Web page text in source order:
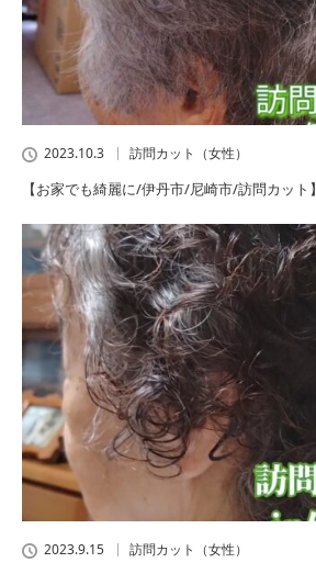
2023.10.3 訪問カット（女性）
【お家でも綺麗に/伊丹市/尼崎市/訪問カット】
2023.9.15 訪問カット（女性）